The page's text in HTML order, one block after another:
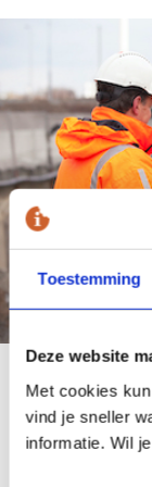
Toestemming
Deze website
Met cookies
vind je sneller
informatie. Wil
Alle
Overzicht
Klic-